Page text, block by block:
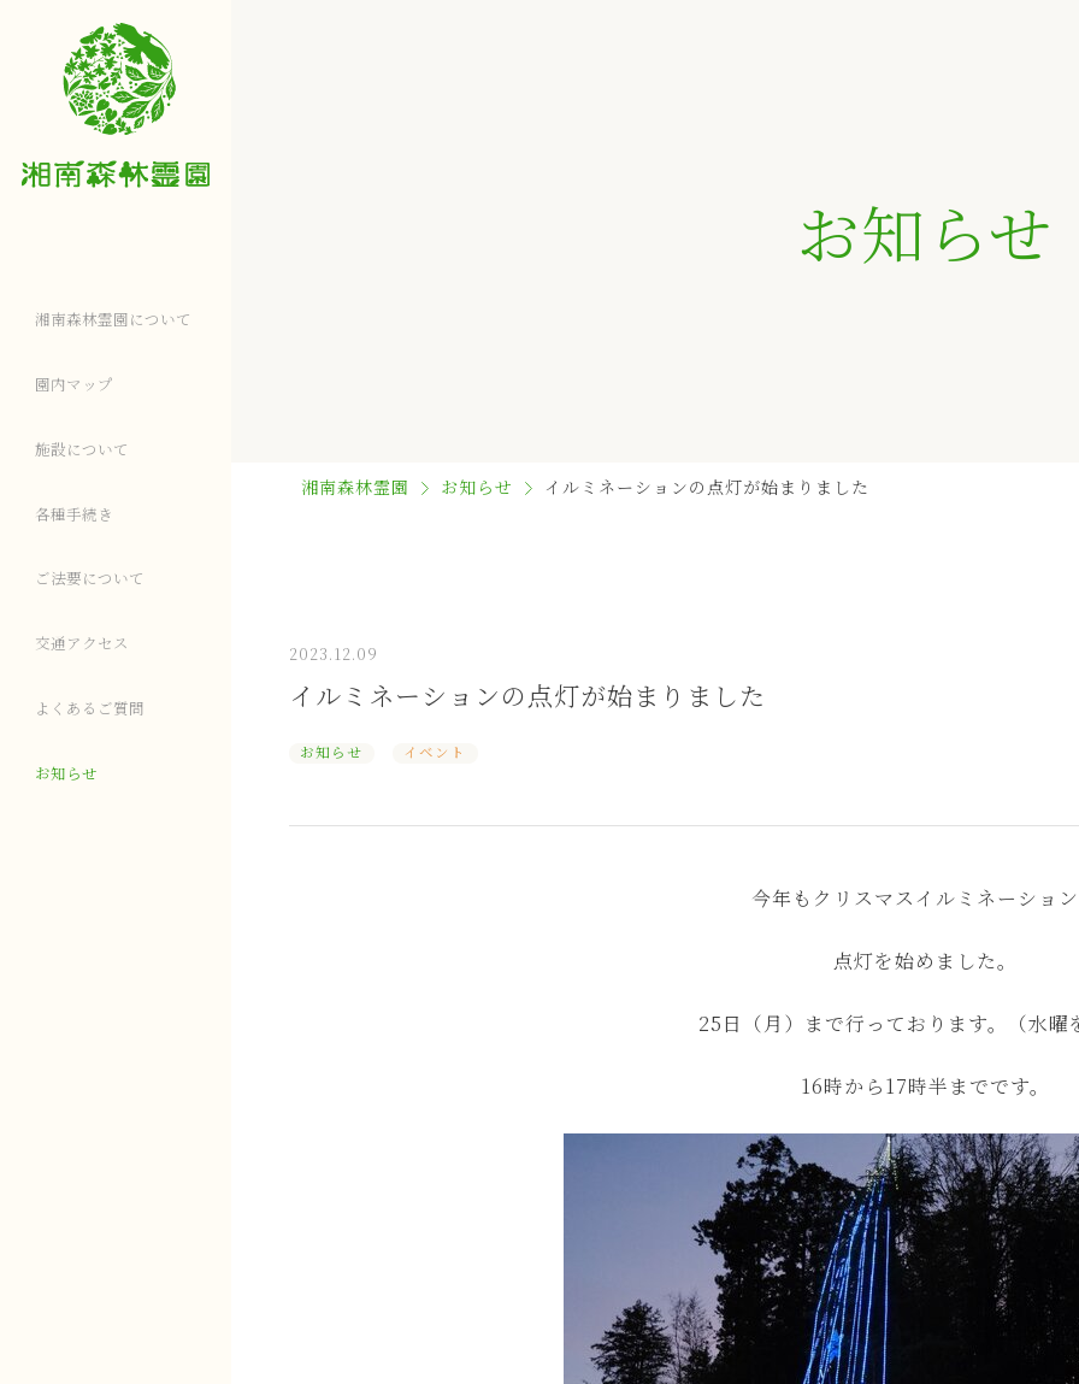
湘南森林霊園について
園内マップ
施設について
各種⼿続き
ご法要について
交通アクセス
よくあるご質問
お知らせ
お知らせ
湘南森林霊園 お知らせ イルミネーションの点灯が始まりました
2023.12.09
イルミネーションの点灯が始まりました
お知らせ イベント
今年もクリスマスイルミネーショ
点灯を始めました。
25日（月）まで行っております。（水曜
16時から17時半までです。